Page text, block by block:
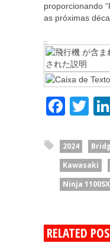
proporcionando
as próximas
2024
Kawasaki
Ninja 1100SX
RELATED